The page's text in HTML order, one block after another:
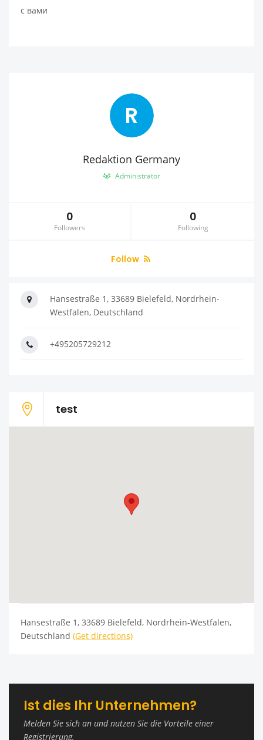
с вами
R
Redaktion Germany
Administrator
0
Followers
0
Following
Follow
Hansestraße 1, 33689 Bielefeld, Nordrhein-
Westfalen, Deutschland
+495205729212
test
Hansestraße 1, 33689 Bielefeld, Nordrhein-Westfalen,
Deutschland (Get directions)
Ist dies Ihr Unternehmen?
Melden Sie sich an und nutzen Sie die Vorteile einer
Registrierung.